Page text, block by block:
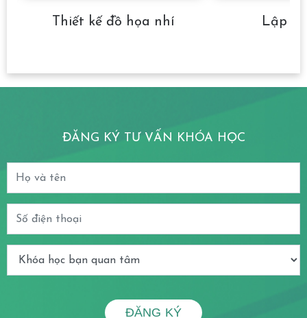
Thiết kế đồ họa nhí Lập
ĐĂNG KÝ TƯ VẤN KHÓA HỌC
ĐĂNG KÝ